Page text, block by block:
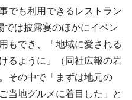
でも利用できるレストラン
では披露宴のほかにイベン
もでき、「地域に愛される
るように」（同社広報の岩
その中で「まずは地元の
当地グルメに着目した」と